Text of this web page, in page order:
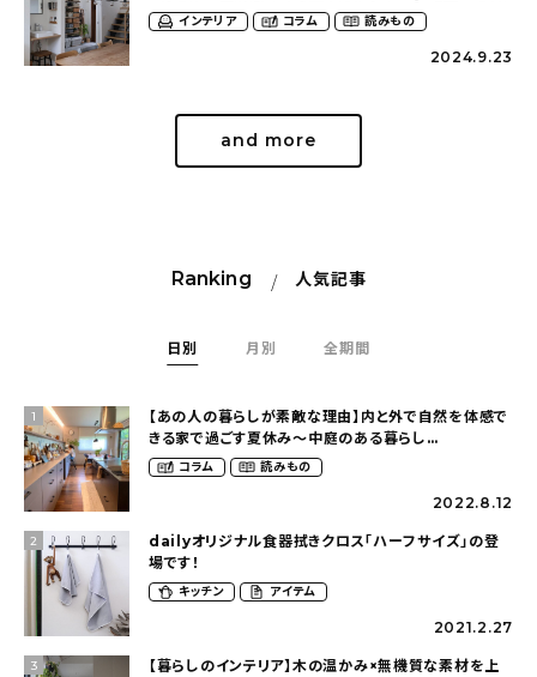
インテリア コラム 読みもの
2024.9.23
and more
Ranking 人気記事
日別 月別 全期間
1
【あの人の暮らしが素敵な理由】内と外で自然を体感で
きる家で過ごす夏休み〜中庭のある暮らし
（yume_2700さん）
コラム 読みもの
2022.8.12
2
dailyオリジナル食器拭きクロス「ハーフサイズ」の登
場です！
キッチン アイテム
2021.2.27
3
【暮らしのインテリア】木の温かみ×無機質な素材を上